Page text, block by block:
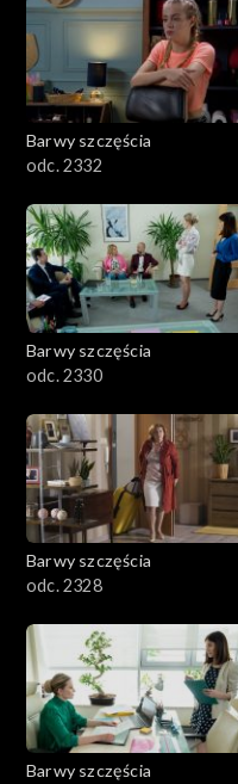
Barwy szczęścia
odc. 2332
Barwy szczęścia
odc. 2330
Barwy szczęścia
odc. 2328
Barwy szczęścia